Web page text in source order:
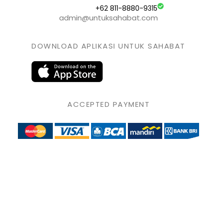
+62 811-8880-9315
admin@untuksahabat.com
DOWNLOAD APLIKASI UNTUK SAHABAT
ACCEPTED PAYMENT